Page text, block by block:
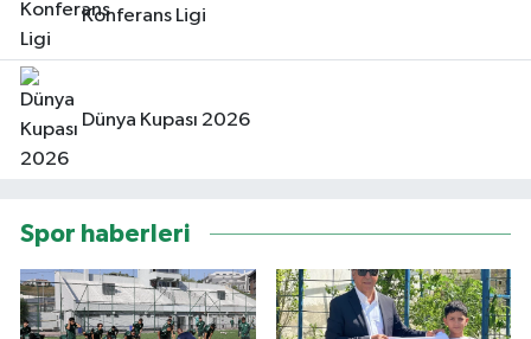
Konferans Ligi
Dünya Kupası 2026
Spor haberleri